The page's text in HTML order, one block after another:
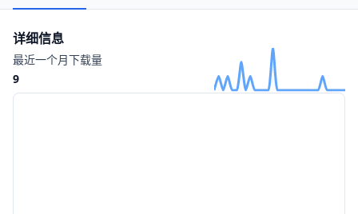
详细信息
最近一个月下载量
9